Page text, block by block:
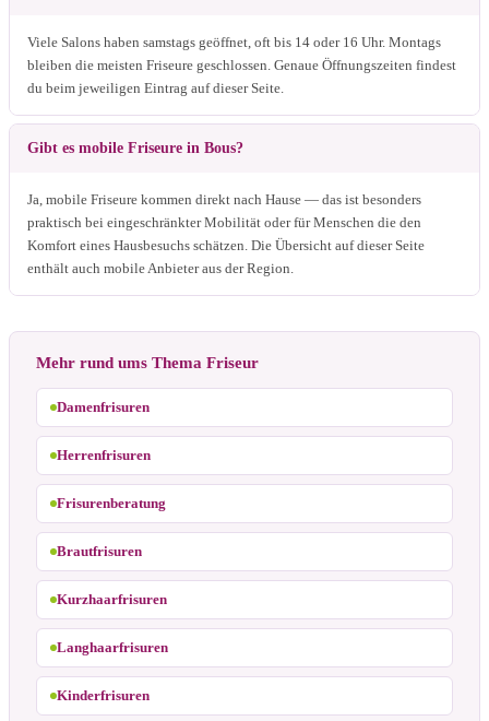
Viele Salons haben samstags geöffnet, oft bis 14 oder 16 Uhr. Montags
bleiben die meisten Friseure geschlossen. Genaue Öffnungszeiten findest
du beim jeweiligen Eintrag auf dieser Seite.
Gibt es mobile Friseure in Bous?
Ja, mobile Friseure kommen direkt nach Hause — das ist besonders
praktisch bei eingeschränkter Mobilität oder für Menschen die den
Komfort eines Hausbesuchs schätzen. Die Übersicht auf dieser Seite
enthält auch mobile Anbieter aus der Region.
Mehr rund ums Thema Friseur
Damenfrisuren
Herrenfrisuren
Frisurenberatung
Brautfrisuren
Kurzhaarfrisuren
Langhaarfrisuren
Kinderfrisuren